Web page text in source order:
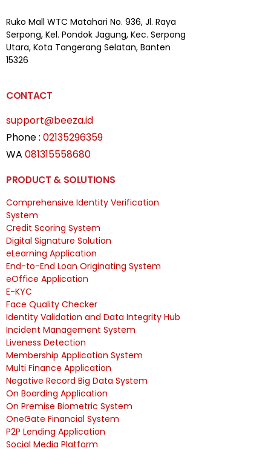
Ruko Mall WTC Matahari No. 936, Jl. Raya
Serpong, Kel. Pondok Jagung, Kec. Serpong
Utara, Kota Tangerang Selatan, Banten
15326
CONTACT
support@beeza.id
Phone : 02135296359
WA 081315558680
PRODUCT & SOLUTIONS
Comprehensive Identity Verification
System
Credit Scoring System
Digital Signature Solution
eLearning Application
End-to-End Loan Originating System
eOffice Application
E-KYC
Face Quality Checker
Identity Validation and Data Integrity Hub
Incident Management System
Liveness Detection
Membership Application System
Multi Finance Application
Negative Record Big Data System
On Boarding Application
On Premise Biometric System
OneGate Financial System
P2P Lending Application
Social Media Platform